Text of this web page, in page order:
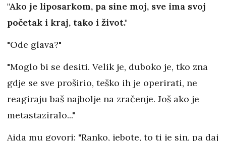
"Ako je liposarkom, pa sine moj, sve ima svoj
početak i kraj, tako i život."
"Ode glava?"
"Moglo bi se desiti. Velik je, duboko je, tko zna
gdje se sve proširio, teško ih je operirati, ne
reagiraju baš najbolje na zračenje. Još ako je
metastaziralo..."
Aida mu govori: "Ranko, jebote, to ti je sin, pa daj